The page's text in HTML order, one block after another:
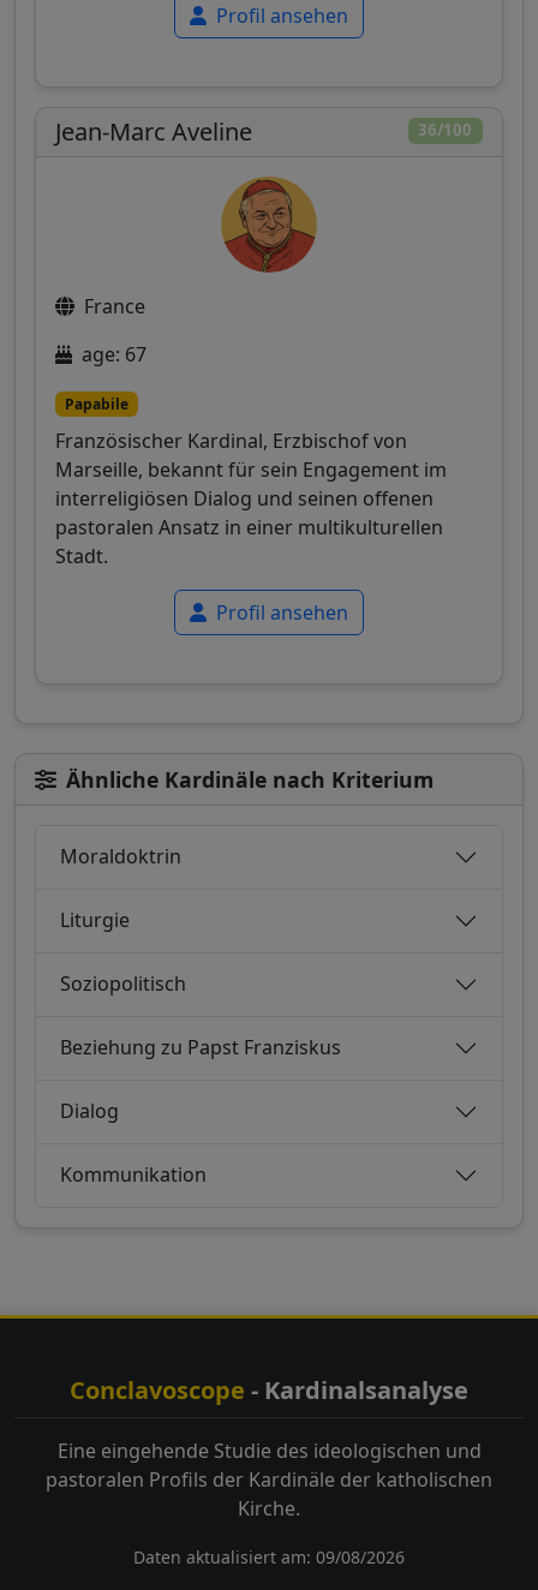
Profil ansehen
36/100
Jean-Marc Aveline
France
age: 67
Papabile
Französischer Kardinal, Erzbischof von
Marseille, bekannt für sein Engagement im
interreligiösen Dialog und seinen offenen
pastoralen Ansatz in einer multikulturellen
Stadt.
Profil ansehen
Ähnliche Kardinäle nach Kriterium
Moraldoktrin
Liturgie
Soziopolitisch
Beziehung zu Papst Franziskus
Dialog
Kommunikation
Conclavoscope - Kardinalsanalyse
Eine eingehende Studie des ideologischen und
pastoralen Profils der Kardinäle der katholischen
Kirche.
Daten aktualisiert am: 09/08/2026